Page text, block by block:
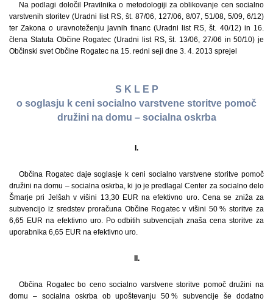
Na podlagi določil Pravilnika o metodologiji za oblikovanje cen socialno
varstvenih storitev (Uradni list RS, št. 87/06, 127/06, 8/07, 51/08, 5/09, 6/12)
ter Zakona o uravnoteženju javnih financ (Uradni list RS, št. 40/12) in 16.
člena Statuta Občine Rogatec (Uradni list RS, št. 13/06, 27/06 in 50/10) je
Občinski svet Občine Rogatec na 15. redni seji dne 3. 4. 2013 sprejel
S K L E P
o soglasju k ceni socialno varstvene storitve pomoč
družini na domu – socialna oskrba
I.
Občina Rogatec daje soglasje k ceni socialno varstvene storitve pomoč
družini na domu – socialna oskrba, ki jo je predlagal Center za socialno delo
Šmarje pri Jelšah v višini 13,30 EUR na efektivno uro. Cena se zniža za
subvencijo iz sredstev proračuna Občine Rogatec v višini 50 % storitve za
6,65 EUR na efektivno uro. Po odbitih subvencijah znaša cena storitve za
uporabnika 6,65 EUR na efektivno uro.
II.
Občina Rogatec bo ceno socialno varstvene storitve pomoč družini na
domu – socialna oskrba ob upoštevanju 50 % subvencije še dodatno